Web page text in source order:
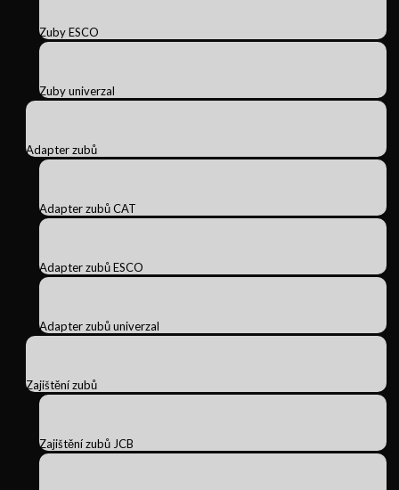
Zuby ESCO
Zuby univerzal
Adapter zubů
Adapter zubů CAT
Adapter zubů ESCO
Adapter zubů univerzal
Zajištění zubů
Zajištění zubů JCB